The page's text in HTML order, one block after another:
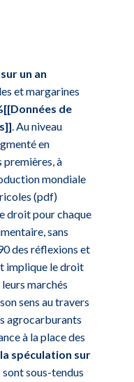
un an
et margarines
de
. Au niveau
en
premières, à
mondiale
(pdf)
droit pour chaque
sans
des réflexions et
implique le droit
marchés
sens au travers
agrocarburants
à la place des
spéculation sur
sous-tendus